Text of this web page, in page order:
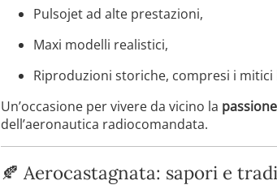
Pulsojet ad alte prestazioni,
Maxi modelli realistici,
Riproduzioni storiche, compresi i mitici
Un’occasione per vivere da vicino la
dell’aeronautica radiocomandata.
🍂 Aerocastagnata: sapori e